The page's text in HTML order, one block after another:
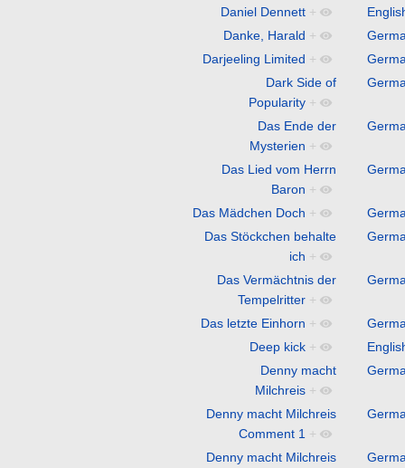
Daniel Dennett +
Danke, Harald +
Darjeeling Limited +
Dark Side of
Popularity +
Das Ende der
Mysterien +
Das Lied vom Herrn
Baron +
Das Mädchen Doch +
Das Stöckchen behalte
ich +
Das Vermächtnis der
Tempelritter +
Das letzte Einhorn +
Deep kick +
Denny macht
Milchreis +
Denny macht Milchreis
Comment 1 +
Denny macht Milchreis